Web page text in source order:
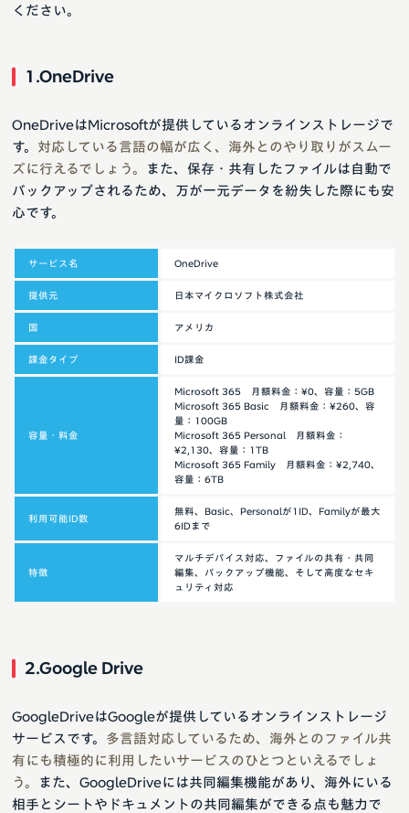
ください。
1.OneDrive
OneDriveはMicrosoftが提供しているオンラインストレージで
す。 対応している言語の幅が広く、海外とのやり取りがスムー
ズに行えるでしょう。
また、保存・共有したファイルは自動で
バックアップされるため、万が一元データを紛失した際にも安
心です。
サービス名 OneDrive
提供元 日本マイクロソフト株式会社
国 アメリカ
課金タイプ ID課金
容量・料金
Microsoft 365 月額料金：¥0、容量：5GB
Microsoft 365 Basic 月額料金：¥260、容
量：100GB
Microsoft 365 Personal 月額料金：
¥2,130、容量：1TB
Microsoft 365 Family 月額料金：¥2,740、
容量：6TB
利用可能ID数
無料、Basic、Personalが1ID、Familyが最大
6IDまで
特徴
マルチデバイス対応、ファイルの共有・共同
編集、バックアップ機能、そして高度なセキ
ュリティ対応
2.Google Drive
GoogleDriveはGoogleが提供しているオンラインストレージ
サービスです。 多言語対応しているため、海外とのファイル共
有にも積極的に利用したいサービスのひとつといえるでしょ
う。
また、GoogleDriveには共同編集機能があり、海外にいる
相手とシートやドキュメントの共同編集ができる点も魅力で